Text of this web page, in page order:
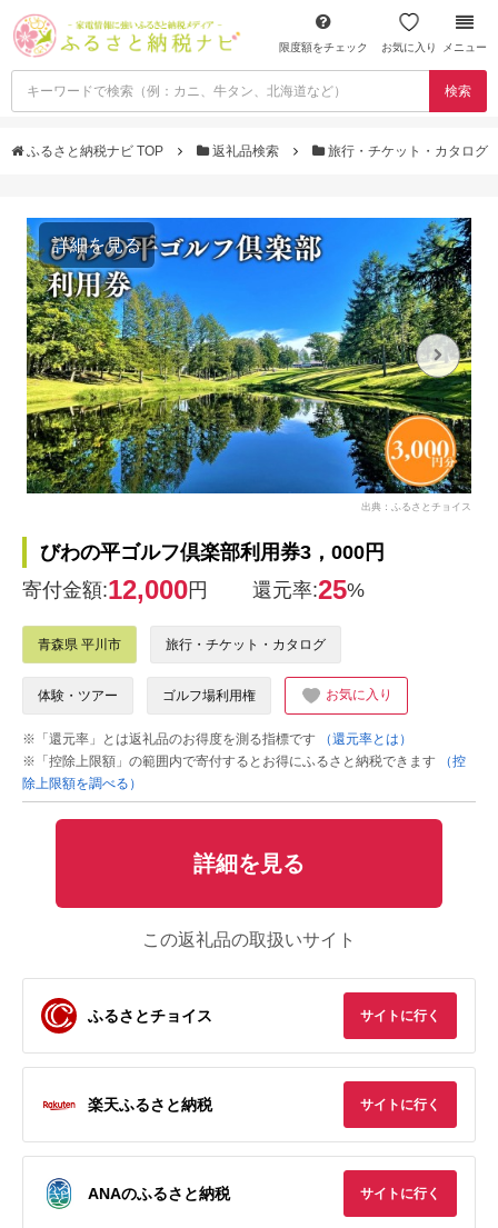
限度額をチェック お気に入り メニュー
検索
ふるさと納税ナビ TOP 返礼品検索 旅行・チケット・カタログ
詳細を見る
出典：ふるさとチョイス
びわの平ゴルフ倶楽部利用券3，000円
寄付金額:12,000円 還元率:25%
青森県 平川市 旅行・チケット・カタログ
体験・ツアー ゴルフ場利用権 お気に入り
※「還元率」とは返礼品のお得度を測る指標です
（還元率とは）
※「控除上限額」の範囲内で寄付するとお得にふるさと納税できます
（控
除上限額を調べる）
詳細を見る
この返礼品の取扱いサイト
ふるさとチョイス サイトに行く
楽天ふるさと納税 サイトに行く
ANAのふるさと納税 サイトに行く